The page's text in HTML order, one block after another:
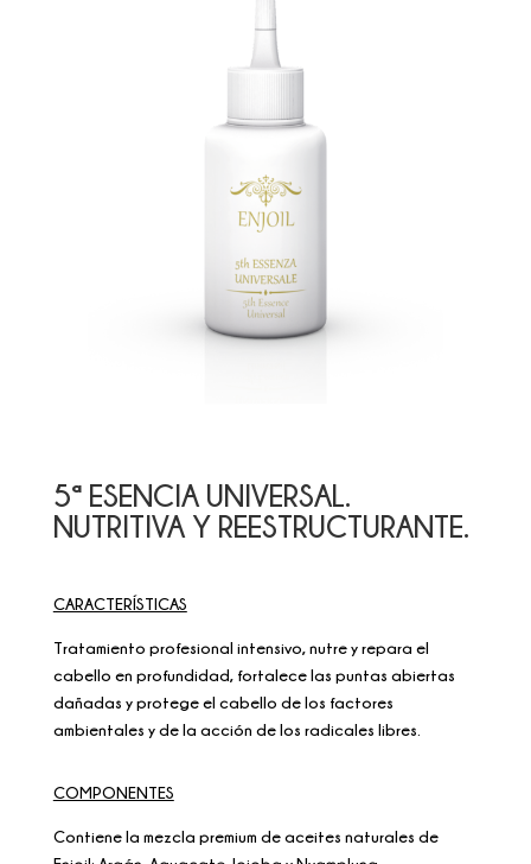
5ª ESENCIA UNIVERSAL.
NUTRITIVA Y REESTRUCTURANTE.
CARACTERÍSTICAS
Tratamiento profesional intensivo, nutre y repara el
cabello en profundidad, fortalece las puntas abiertas
dañadas y protege el cabello de los factores
ambientales y de la acción de los radicales libres.
COMPONENTES
Contiene la mezcla premium de aceites naturales de